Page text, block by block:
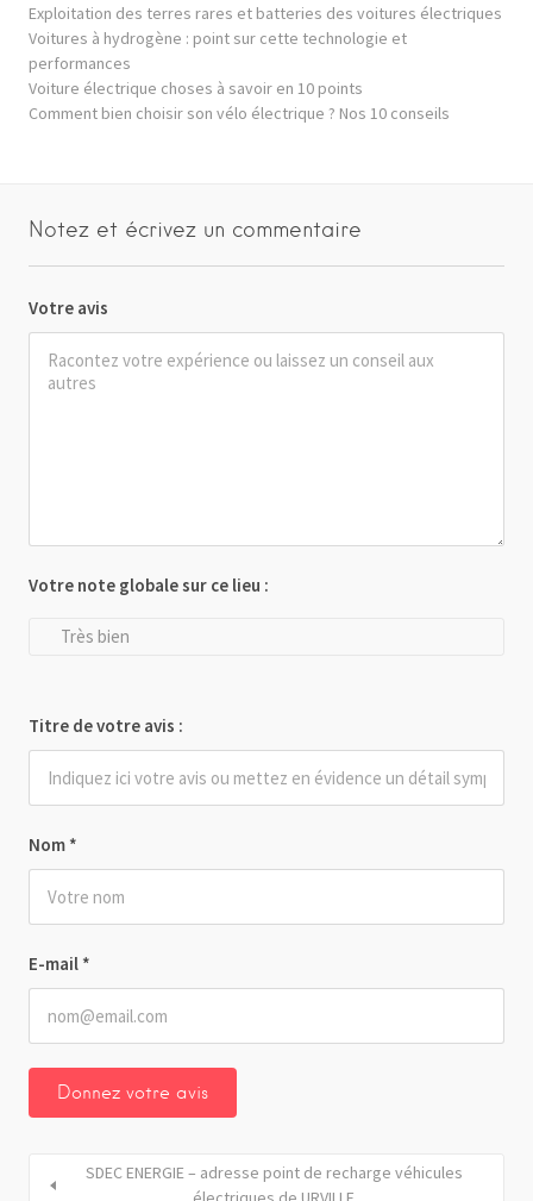
Exploitation des terres rares et batteries des voitures électriques
Voitures à hydrogène : point sur cette technologie et
performances
Voiture électrique choses à savoir en 10 points
Comment bien choisir son vélo électrique ? Nos 10 conseils
Notez et écrivez un commentaire
Votre avis
Nom *
E-mail *
Votre note globale sur ce lieu :
Très bien
Titre de votre avis :
SDEC ENERGIE – adresse point de recharge véhicules